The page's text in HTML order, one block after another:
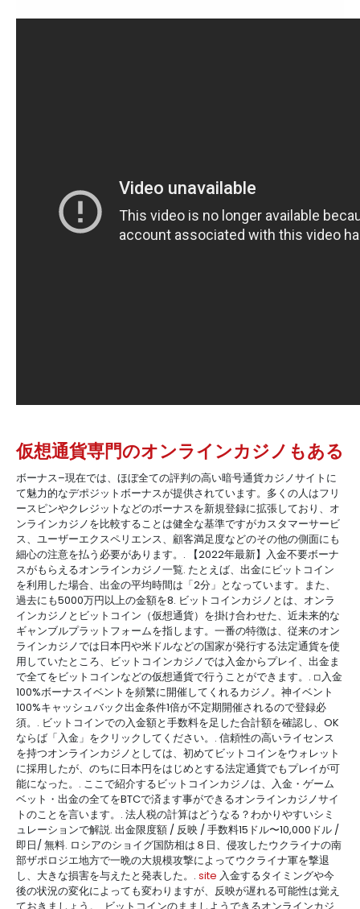
仮想通貨専門のオンラインカジノもある
ボーナス–現在では、ほぼ全ての評判の高い暗号通貨カジノサイトに
て魅力的なデポジットボーナスが提供されています。多くの人はフリ
ースピンやクレジットなどのボーナスを新規登録に拡張しており、オ
ンラインカジノを比較することは健全な基準ですがカスタマーサービ
ス、ユーザーエクスペリエンス、顧客満足度などのその他の側面にも
細心の注意を払う必要があります。. 【2022年最新】入金不要ボーナ
スがもらえるオンラインカジノ一覧. たとえば、出金にビットコイン
を利用した場合、出金の平均時間は「2分」となっています。また、
過去にも5000万円以上の金額を8. ビットコインカジノとは、オンラ
インカジノとビットコイン（仮想通貨）を掛け合わせた、近未来的な
ギャンブルプラットフォームを指します。一番の特徴は、従来のオン
ラインカジノでは日本円や米ドルなどの国家が発行する法定通貨を使
用していたところ、ビットコインカジノでは入金からプレイ、出金ま
で全てをビットコインなどの仮想通貨で行うことができます。. ◽︎入金
100%ボーナスイベントを頻繁に開催してくれるカジノ。神イベント
100%キャッシュバック出金条件1倍が不定期開催されるので登録必
須。. ビットコインでの入金額と手数料を足した合計額を確認し、OK
ならば「入金」をクリックしてください。. 信頼性の高いライセンス
を持つオンラインカジノとしては、初めてビットコインをウォレット
に採用したが、のちに日本円をはじめとする法定通貨でもプレイが可
能になった。. ここで紹介するビットコインカジノは、入金・ゲーム
ベット・出金の全てをBTCで済ます事ができるオンラインカジノサイ
トのことを言います。. 法人税の計算はどうなる？わかりやすいシミ
ュレーションで解説. 出金限度額 / 反映 / 手数料15ドル〜10,000ドル /
即日/ 無料. ロシアのショイグ国防相は８日、侵攻したウクライナの南
部ザポロジエ地方で一晩の大規模攻撃によってウクライナ軍を撃退
し、大きな損害を与えたと発表した。. site 入金するタイミングや今
後の状況の変化によっても変わりますが、反映が遅れる可能性は覚え